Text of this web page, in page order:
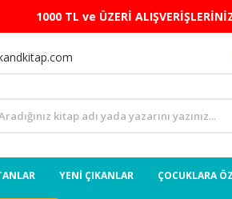
1000 TL ve ÜZERİ
YENİ ÇIKANLAR ÇOCUKLARA